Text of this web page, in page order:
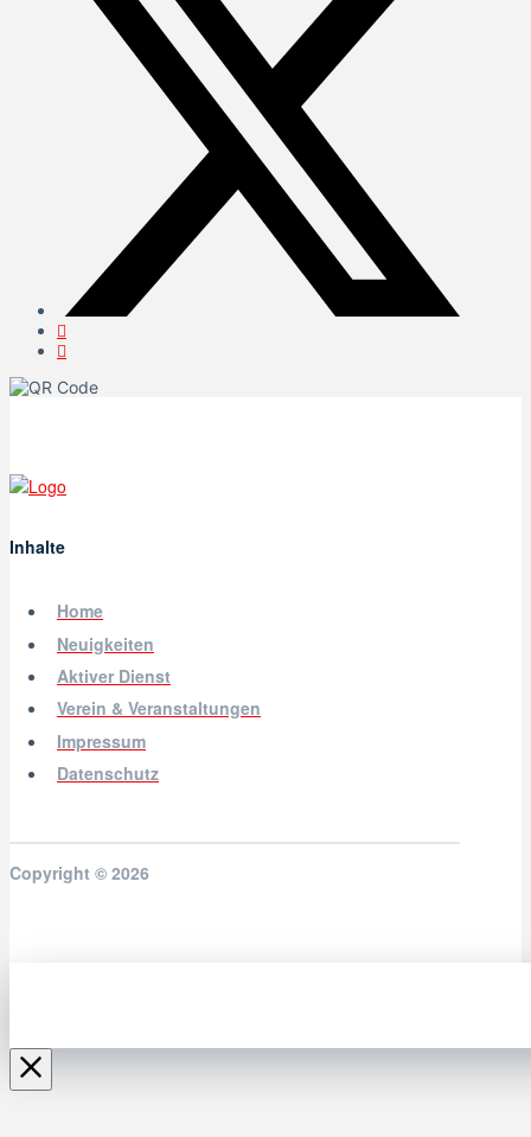
Inhalte
Home
Neuigkeiten
Aktiver Dienst
Verein & Veranstaltungen
Impressum
Datenschutz
Copyright © 2026